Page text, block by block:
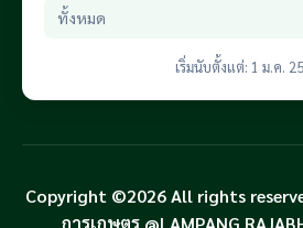
ทั้งหมด
เริ่มนับตั้งแต่: 1 ม.ค.
Copyright ©2026 All rights